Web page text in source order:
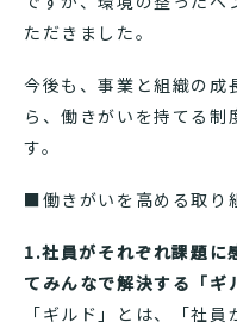
ただきました。
今後も、事業と組織の成
ら、働きがいを持てる制
す。
■働きがいを高める取り
1.社員がそれぞれ課題に
てみんなで解決する「ギ
「ギルド」とは、「社